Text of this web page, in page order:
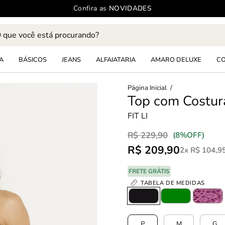
Confira as NOVIDADES
BÁSICOS JEANS ALFAIATARIA AMARO DELUXE
Página Inicial /
Top com
FIT LI
R$ 229,90 Promoção
•
(8%OFF)
R$ 209,902x R$
FRETE GRÁTIS
TABELA DE MEDIDAS
Color
TAMANHO